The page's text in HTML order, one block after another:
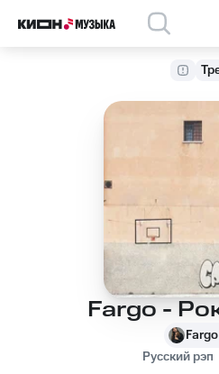
Fargo -
Fargo
Русский рэп